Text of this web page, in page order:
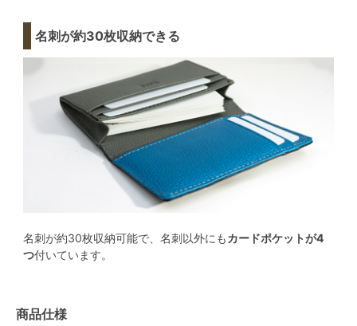
名刺が約30枚収納できる
名刺が約30枚収納可能で、名刺以外にもカードポケットが4
つ付いています。
商品仕様